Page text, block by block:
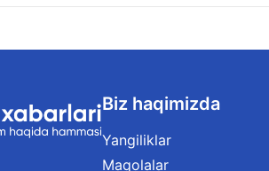
Biz haqimizda
Yangiliklar
Maqolalar